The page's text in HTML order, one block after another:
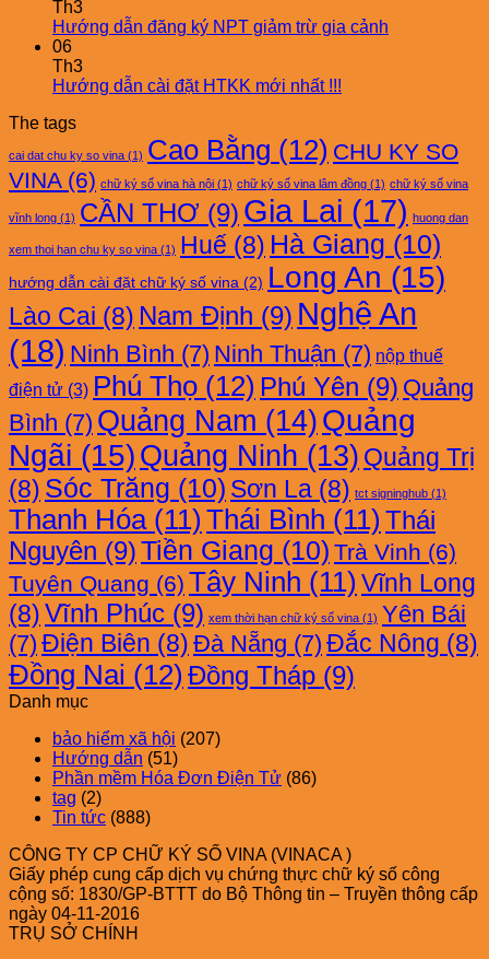
Th3
Hướng dẫn đăng ký NPT giảm trừ gia cảnh
06
Th3
Hướng dẫn cài đặt HTKK mới nhất !!!
The tags
cai dat chu ky so vina (1) Cao Bằng (12) CHU KY SO
VINA(6) chữ ký số vina hà nội (1) chữ ký số vina lâm đồng (1) chữ ký số vina
vĩnh long (1) CẦN THƠ (9) Gia Lai (17) huong dan
xem thoi han chu ky so vina (1) Huế (8) Hà Giang (10)
hướng dẫn cài đặt chữ ký số vina (2) Long An (15)
Lào Cai (8) Nam Định (9) Nghệ An
(18) Ninh Bình (7) Ninh Thuận (7) nộp thuế
điện tử (3) Phú Thọ (12) Phú Yên (9) Quảng
Bình (7) Quảng Nam (14)Quảng
Ngãi (15) Quảng Ninh (13) Quảng Trị
(8) Sóc Trăng (10) Sơn La (8) tct signinghub (1)
Thanh Hóa(11) Thái Bình (11) Thái
Nguyên (9)Tiền Giang (10) Trà Vinh (6)
Tuyên Quang (6) Tây Ninh (11) Vĩnh Long
(8)Vĩnh Phúc (9) xem thời hạn chữ ký số vina (1) Yên Bái
(7) Điện Biên (8) Đà Nẵng (7) Đắc Nông (8)
Đồng Nai (12) Đồng Tháp (9)
Danh mục
bảo hiểm xã hội (207)
Hướng dẫn (51)
Phần mềm Hóa Đơn Điện Tử (86)
tag (2)
Tin tức (888)
CÔNG TY CP CHỮ KÝ SỐ VINA (VINACA )
Giấy phép cung cấp dịch vụ chứng thực chữ ký số công
cộng số: 1830/GP-BTTT do Bộ Thông tin – Truyền thông cấp
ngày 04-11-2016
TRỤ SỞ CHÍNH